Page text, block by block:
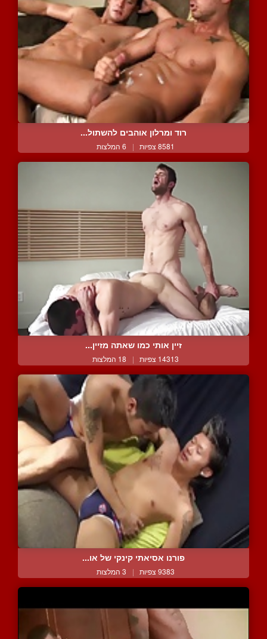
רוד ומרלון אוהבים להשתול...
8581 צפיות | 6 המלצות
זיין אותי כמו שאתה מזיין...
14313 צפיות | 18 המלצות
פורנו אסיאתי קינקי של או...
9383 צפיות | 3 המלצות